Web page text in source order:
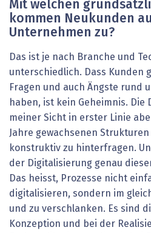
Mit welchen
kommen Neukunden
Unternehmen zu?
Das ist je nach Branche und
unterschiedlich. Dass Kunden
Fragen und auch Ängste rund
haben, ist kein Geheimnis. Die
meiner Sicht in erster Linie
Jahre gewachsenen
konstruktiv zu hinterfragen.
der Digitalisierung genau
Das heisst, Prozesse nicht
digitalisieren, sondern im
und zu verschlanken. Es sind
Konzeption und bei der